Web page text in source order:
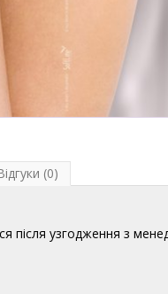
(0)
після узгодження з